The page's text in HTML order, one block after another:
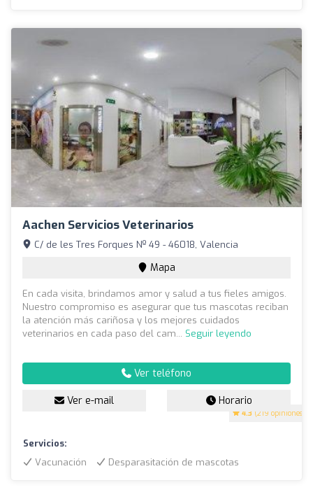
Aachen Servicios Veterinarios
4.3 (219 opiniones)
C/ de les Tres Forques Nº 49 - 46018, Valencia
Mapa
En cada visita, brindamos amor y salud a tus fieles amigos.
Nuestro compromiso es asegurar que tus mascotas reciban
la atención más cariñosa y los mejores cuidados
veterinarios en cada paso del cam... Seguir leyendo
Ver teléfono
Ver e-mail Horario
Servicios:
Vacunación
Desparasitación de mascotas